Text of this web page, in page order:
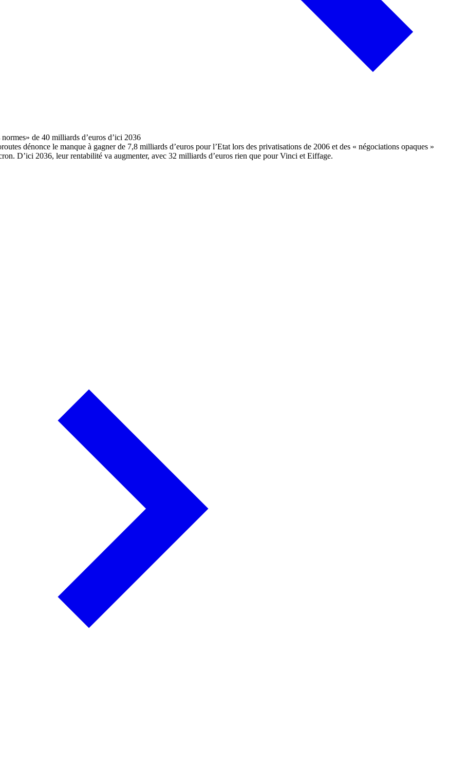
dénonce le manque à gagner de 7,8 milliards d’euros pour l’Etat lors des privatisations de 2006 et des « négociations opaques »
D’ici 2036, leur rentabilité va augmenter, avec 32 milliards d’euros rien que pour Vinci et Eiffage.